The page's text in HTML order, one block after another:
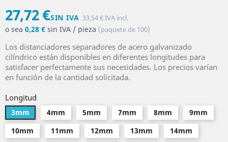
27,72 €SIN IVA 33,54 € IVA incl.
o sea 0,28 € sin IVA / pieza (paquete de 100)
Los distanciadores separadores de acero galvanizado
cilíndrico están disponibles en diferentes longitudes para
satisfacer perfectamente sus necesidades. Los precios varían
en función de la cantidad solicitada.
Longitud
3mm 4mm 5mm 7mm 8mm
9mm
10mm
11mm 12mm 13mm
14mm